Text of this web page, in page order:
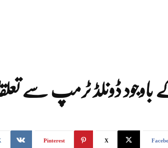
باوجود ڈونلڈ ٹرمپ سے
X
Pinterest